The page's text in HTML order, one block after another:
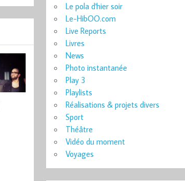
Le pola d'hier soir
Le-HibOO.com
Live Reports
Livres
News
Photo instantanée
Play 3
Playlists
Réalisations & projets divers
Sport
Théâtre
Vidéo du moment
Voyages